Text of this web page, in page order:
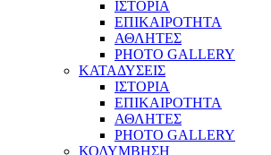
ΙΣΤΟΡΙΑ
ΕΠΙΚΑΙΡΟΤΗΤΑ
ΑΘΛΗΤΕΣ
PHOTO GALLERY
ΚΑΤΑΔΥΣΕΙΣ
ΙΣΤΟΡΙΑ
ΕΠΙΚΑΙΡΟΤΗΤΑ
ΑΘΛΗΤΕΣ
PHOTO GALLERY
ΚΟΛΥΜΒΗΣΗ